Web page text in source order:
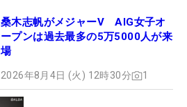
桑木志帆がメジャーV AIG女子オ
ープンは過去最多の5万5000人が来
場
2026年8月4日 (火) 12時30分 1